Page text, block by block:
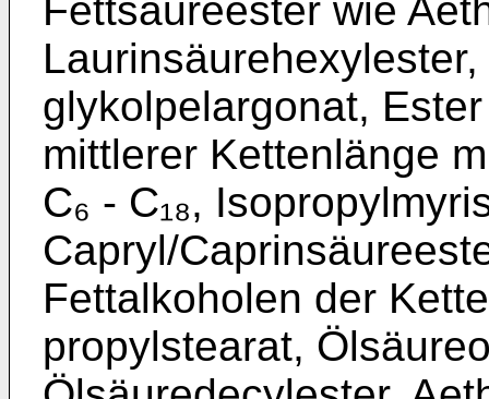
Fettsäureester wie
glykolpelargonat,
mittlerer Kettenlänge
C₆ - C₁₈,
Capryl/
Fettalkoholen der
propylstearat,